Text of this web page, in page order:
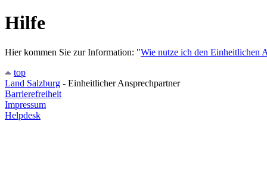
Hilfe
Hier kommen Sie zur Information: "Wie nutze ich den Einheitlichen
top
Land Salzburg - Einheitlicher Ansprechpartner
Barrierefreiheit
Impressum
Helpdesk